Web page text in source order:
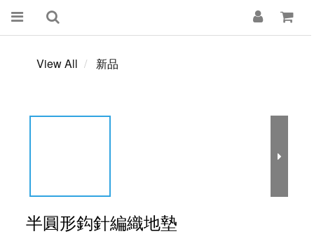
View All 新品
半圓形鈎針編織地墊